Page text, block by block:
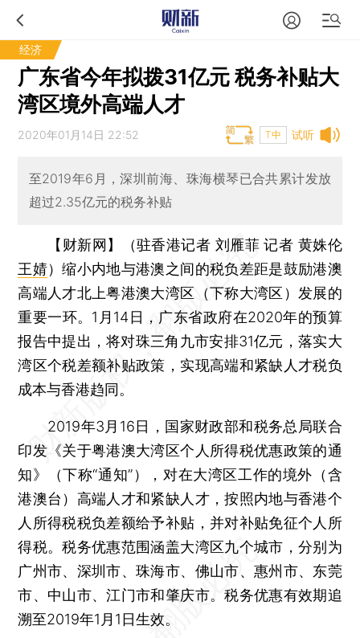
经济
广东省今年拟拨31亿元 税务补贴大
湾区境外高端人才
试听
2020年01月14日 22:52 T中
至2019年6月，深圳前海、珠海横琴已合共累计发放
超过2.35亿元的税务补贴
【财新网】（驻香港记者 刘雁菲 记者 黄姝伦
王婧）缩小内地与港澳之间的税负差距是鼓励港澳
高端人才北上粤港澳大湾区（下称大湾区）发展的
重要一环。1月14日，广东省政府在2020年的预算
报告中提出，将对珠三角九市安排31亿元，落实大
湾区个税差额补贴政策，实现高端和紧缺人才税负
成本与香港趋同。
2019年3月16日，国家财政部和税务总局联合
印发《关于粤港澳大湾区个人所得税优惠政策的通
知》（下称“通知”），对在大湾区工作的境外（含
港澳台）高端人才和紧缺人才，按照内地与香港个
人所得税税负差额给予补贴，并对补贴免征个人所
得税。税务优惠范围涵盖大湾区九个城市，分别为
广州市、深圳市、珠海市、佛山市、惠州市、东莞
市、中山市、江门市和肇庆市。税务优惠有效期追
溯至2019年1月1日生效。